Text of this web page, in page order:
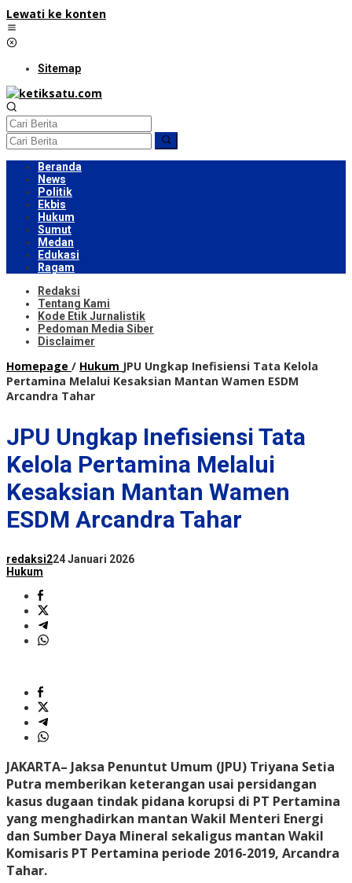
Lewati ke konten
Sitemap
Beranda
News
Politik
Ekbis
Hukum
Sumut
Medan
Edukasi
Ragam
Redaksi
Tentang Kami
Kode Etik Jurnalistik
Pedoman Media Siber
Disclaimer
Homepage / Hukum JPU Ungkap Inefisiensi Tata Kelola
Pertamina Melalui Kesaksian Mantan Wamen ESDM
Arcandra Tahar
JPU Ungkap Inefisiensi Tata
Kelola Pertamina Melalui
Kesaksian Mantan Wamen
ESDM Arcandra Tahar
redaksi224 Januari 2026
Hukum
JAKARTA– Jaksa Penuntut Umum (JPU) Triyana Setia
Putra memberikan keterangan usai persidangan
kasus dugaan tindak pidana korupsi di PT Pertamina
yang menghadirkan mantan Wakil Menteri Energi
dan Sumber Daya Mineral sekaligus mantan Wakil
Komisaris PT Pertamina periode 2016-2019, Arcandra
Tahar.